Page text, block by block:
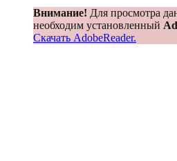
Внимание! Для просмотра
необходим установленный
Скачать AdobeReader.